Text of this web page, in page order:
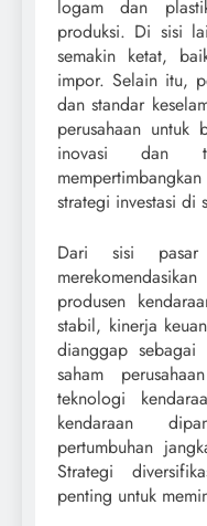
logam dan
produksi. Di sisi
semakin ketat,
impor. Selain itu,
dan standar
perusahaan untuk
inovasi dan
strategi investasi di
Dari sisi pasar
produsen
stabil, kinerja
dianggap
saham
teknologi
kendaraan
pertumbuhan
Strategi
penting untuk